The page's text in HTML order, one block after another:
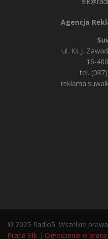
Agencja
ul. Ks J.
16-
tel.
© 2025 Radio5. Wszelkie
Praca Ełk | Ogłoszenie o pracę